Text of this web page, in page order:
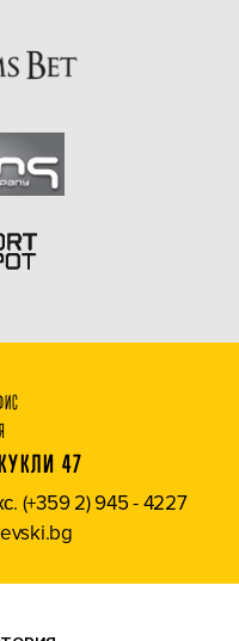
47
(+359 2) 945 - 4227